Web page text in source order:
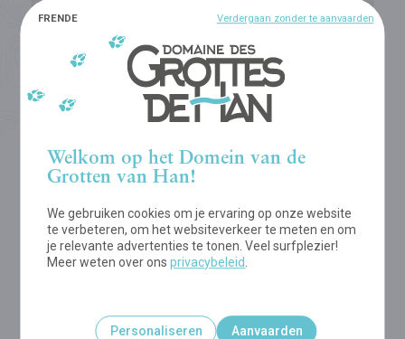
Het Domein bevindt zich op 10 km van hetNMBS-
station Rochefort-Jemelle. Er rijden rechtstreekse
Welkom op het Domein van de
Grotten van Han!
We gebruiken cookies om je ervaring op onze website
te verbeteren, om het websiteverkeer te meten en om
je relevante advertenties te tonen. Veel surfplezier!
Meer weten over onsprivacybeleid
FR EN DE
Personaliseren Aanvaarden
Verdergaan zonder te aanvaarden